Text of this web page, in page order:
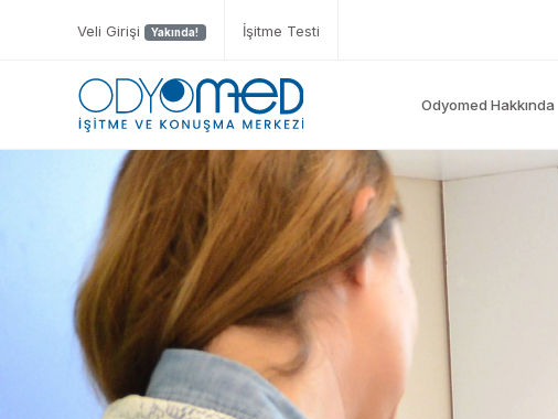
Veli Girişi Yakında! İşitme Testi
Odyomed Hakkında